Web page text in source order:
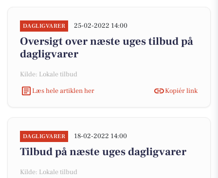
DAGLIGVARER 25-02-2022 14:00
Oversigt over næste uges tilbud på
dagligvarer
Kilde: Lokale tilbud
Læs hele artiklen her
Kopiér link
DAGLIGVARER 18-02-2022 14:00
Tilbud på næste uges dagligvarer
Kilde: Lokale tilbud